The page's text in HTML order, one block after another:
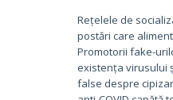
Rețelele de
postări care
Promotorii fake-
existența virusului
false despre